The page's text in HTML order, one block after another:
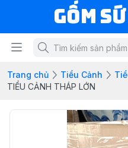
Gốm
Trang chủ Tiểu Cảnh
TIỂU CẢNH THÁP LỚN